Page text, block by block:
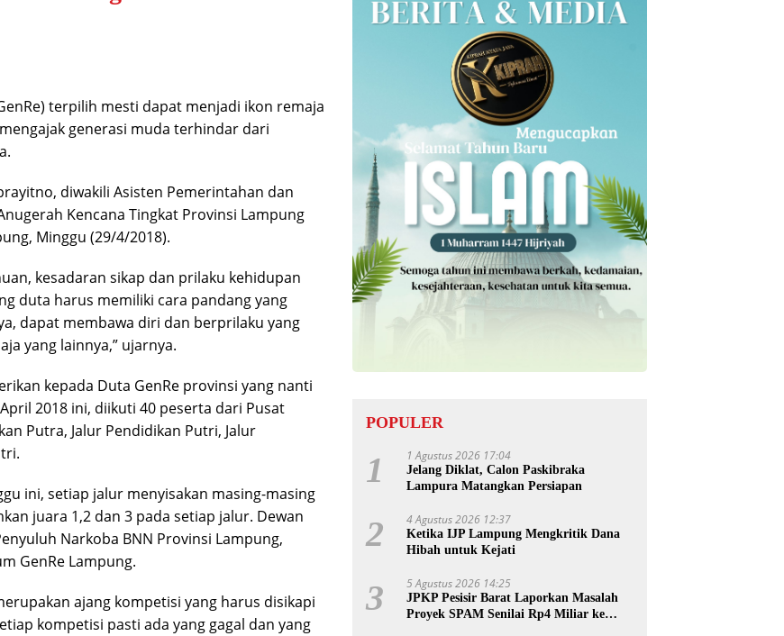
terpilih mesti dapat menjadi ikon remaja
generasi muda terhindar dari
diwakili Asisten Pemerintahan dan
Kencana Tingkat Provinsi Lampung
Minggu (29/4/2018).
kesadaran sikap dan prilaku kehidupan
duta harus memiliki cara pandang yang
dapat membawa diri dan berprilaku yang
yang lainnya,” ujarnya.
kepada Duta GenRe provinsi yang nanti
2018 ini, diikuti 40 peserta dari Pusat
Putra, Jalur Pendidikan Putri, Jalur
ini, setiap jalur menyisakan masing-masing
juara 1,2 dan 3 pada setiap jalur. Dewan
Narkoba BNN Provinsi Lampung,
GenRe Lampung.
ajang kompetisi yang harus disikapi
kompetisi pasti ada yang gagal dan yang
POPULER
1 1 Agustus 2026 17:04
Jelang Diklat, Calon Paskibraka
Lampura Matangkan Persiapan
2 4 Agustus 2026 12:37
Ketika IJP Lampung Mengkritik Dana
Hibah untuk Kejati
3 5 Agustus 2026 14:25
JPKP Pesisir Barat Laporkan Masalah
Proyek SPAM Senilai Rp4 Miliar ke